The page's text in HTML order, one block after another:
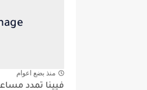
منذ بضع اعوام
فيينا تمدد